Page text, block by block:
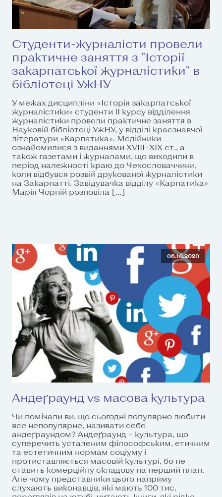
Студенти-журналісти провели
практичне заняття з "Історії
закарпатської журналістики" в
бібліотеці УжНУ
У межах дисципліни «Історія закарпатської
журналістики» студенти ІІ курсу відділення
журналістики провели практичне заняття в
Науковій бібліотеці УжНУ, у відділі краєзнавчої
літератури «Карпатика». Медійники
ознайомилися з виданнями XVIII–XIX ст., а
також газетами і журналами, що виходили в
період належності краю до Чехословаччини,
коли відбувся розвій друкованої журналістики
на Закарпатті. Завідувачка відділу «Карпатика»
Марія Чорній розповіла […]
06.10.2020
Андеґраунд vs масова культура
Чи помічали ви, що сьогодні популярно любити
все непопулярне, називати себе
андеґраундом? Андеґраунд – культура, що
суперечить усталеним філософським, етичним
та естетичним нормам соціуму і
протиставляється масовій культурі, бо не
ставить комерційну складову на перший план.
Але чому представники цього напряму
слухають виконавців, які мають 100 тис.